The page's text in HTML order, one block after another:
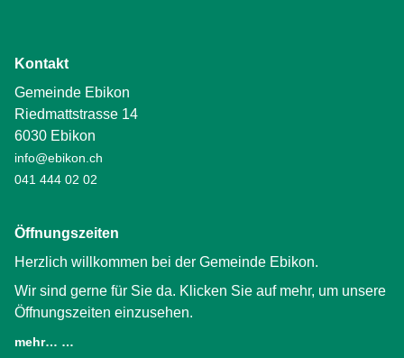
Kontakt
Gemeinde Ebikon
Riedmattstrasse 14
6030 Ebikon
info@ebikon.ch
041 444 02 02
Öffnungszeiten
Herzlich willkommen bei der Gemeinde Ebikon.
Wir sind gerne für Sie da. Klicken Sie auf mehr, um unsere
Öffnungszeiten einzusehen.
mehr… …